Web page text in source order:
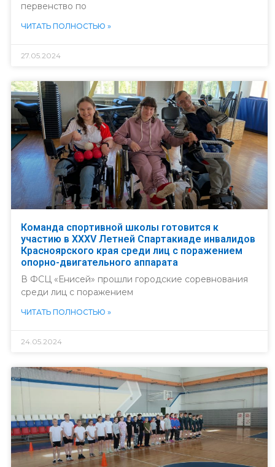
первенство по
ЧИТАТЬ ПОЛНОСТЬЮ »
27.05.2024
Команда спортивной школы готовится к
участию в XXXV Летней Спартакиаде инвалидов
Красноярского края среди лиц с поражением
опорно-двигательного аппарата
В ФСЦ «Енисей» прошли городские соревнования
среди лиц с поражением
ЧИТАТЬ ПОЛНОСТЬЮ »
24.05.2024